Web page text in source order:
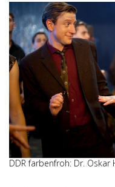
DDR farbenfroh: Dr.